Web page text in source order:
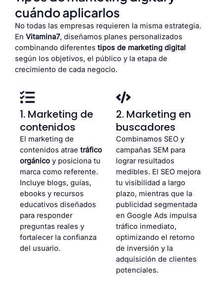
cuándo aplicarlos
No todas las empresas requieren la misma estrategia.
En Vitamina7, diseñamos planes personalizados
combinando diferentes tipos de marketing digital
según los objetivos, el público y la etapa de
crecimiento de cada negocio.
1. Marketing de
contenidos
El marketing de
contenidos atrae tráfico
orgánico y posiciona tu
marca como referente.
Incluye blogs, guías,
ebooks y recursos
educativos diseñados
para responder
preguntas reales y
fortalecer la confianza
del usuario.
2. Marketing en
buscadores
Combinamos SEO y
campañas SEM para
lograr resultados
medibles. El SEO mejora
tu visibilidad a largo
plazo, mientras que la
publicidad segmentada
en Google Ads impulsa
tráfico inmediato,
optimizando el retorno
de inversión y la
adquisición de clientes
potenciales.